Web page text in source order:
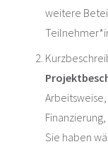
weitere
Sie haben